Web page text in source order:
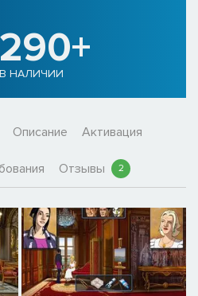
НАЛИЧИИ
Описание Активация
Отзывы 2